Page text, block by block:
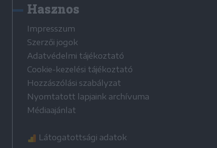
Hasznos
Impresszum
Szerzői jogok
Adatvédelmi tájékoztató
Cookie-kezelési tájékoztató
Hozzászólási szabályzat
Nyomtatott lapjaink archívuma
Médiaajánlat
Látogatottsági adatok